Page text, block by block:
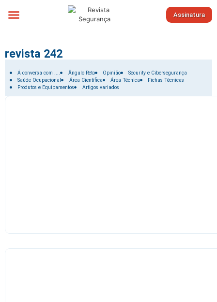
Assinatura
revista 242
Filtrar por:
Á conversa com .... Ângulo Reto Opinião
Security e Cibersegurança
Saúde Ocupacional
Área Científica Área Técnica
Fichas Técnicas
Produtos e Equipamentos
Artigos variados